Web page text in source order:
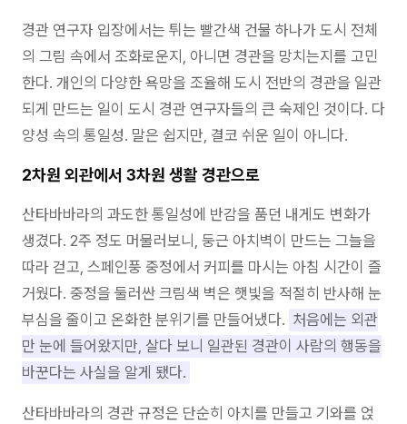
경관 연구자 입장에서는 튀는 빨간색 건물 하나가 도시 전체
의 그림 속에서 조화로운지, 아니면 경관을 망치는지를 고민
한다. 개인의 다양한 욕망을 조율해 도시 전반의 경관을 일관
되게 만드는 일이 도시 경관 연구자들의 큰 숙제인 것이다. 다
양성 속의 통일성. 말은 쉽지만, 결코 쉬운 일이 아니다.
2차원 외관에서 3차원 생활 경관으로
산타바바라의 과도한 통일성에 반감을 품던 내게도 변화가
생겼다. 2주 정도 머물러보니, 둥근 아치벽이 만드는 그늘을
따라 걷고, 스페인풍 중정에서 커피를 마시는 아침 시간이 즐
거웠다. 중정을 둘러싼 크림색 벽은 햇빛을 적절히 반사해 눈
부심을 줄이고 온화한 분위기를 만들어냈다. 처음에는 외관
만 눈에 들어왔지만, 살다 보니 일관된 경관이 사람의 행동을
바꾼다는 사실을 알게 됐다.
산타바바라의 경관 규정은 단순히 아치를 만들고 기와를 얹